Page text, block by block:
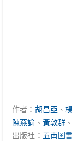
作者： 胡昌亞 、
陳燕諭 、 黃敦群 、
出版社： 五南圖